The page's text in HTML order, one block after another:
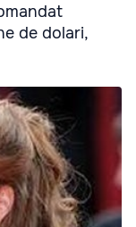
de dolari,